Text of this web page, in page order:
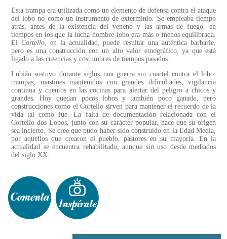
Esta trampa era utilizada como un elemento de defensa contra el ataque
del lobo no como un instrumento de exterminio. Se empleaba tiempo
atrás, antes de la existencia del veneno y las armas de fuego, en
tiempos en los que la lucha hombre-lobo era más o menos equilibrada.
El Cortello, en la actualidad, puede resultar una auténtica barbarie,
pero es una construcción con un alto valor etnográfico, ya que está
ligado a las creencias y costumbres de tiempos pasados.
Lubián sostuvo durante siglos una guerra sin cuartel contra el lobo:
trampas, mastines mantenidos con grandes dificultades, vigilancia
continua y cuentos en las cocinas para alertar del peligro a chicos y
grandes. Hoy quedan pocos lobos y también poco ganado, pero
construcciones como el Cortello sirven para mantener el recuerdo de la
vida tal como fue. La falta de documentación relacionada con el
Cortello dos Lobos, junto con su carácter popular, hace que su origen
sea incierto. Se cree que pudo haber sido construido en la Edad Media,
por aquellos que crearon el pueblo, pastores en su mayoría. En la
actualidad se encuentra rehabilitado, aunque sin uso desde mediados
del siglo XX.